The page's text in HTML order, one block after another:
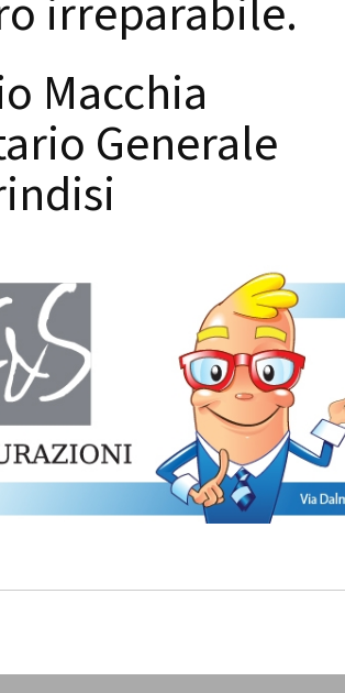
irreparabile.
Macchia
Generale